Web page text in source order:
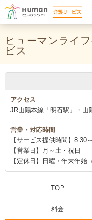
ヒューマンライ
ビス
アクセス
JR山陽本線「明石駅」・山
営業・対応時間
【サービス提供時間】8:30
【営業日】月～土・祝日
【定休日】日曜・年末年始
TOP
料金